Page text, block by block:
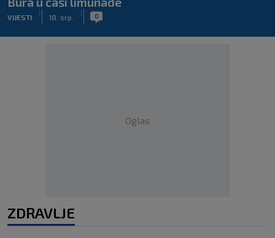
VIJESTI
|
18. srp.
| 0
Oglas
ZDRAVLJE